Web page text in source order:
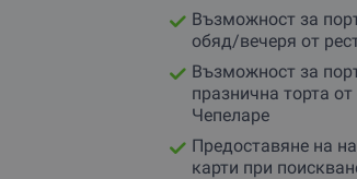
Възможност за
обяд/вечеря от
Възможност за
празнична торта
Чепеларе
Предоставяне на
карти при